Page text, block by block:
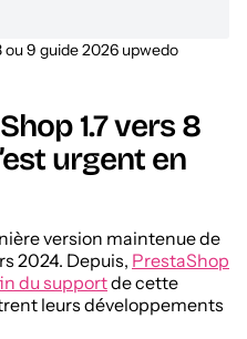
1.7 vers 8
urgent en
version maintenue de
2024. Depuis, PrestaShop
du supportde cette
leurs développements